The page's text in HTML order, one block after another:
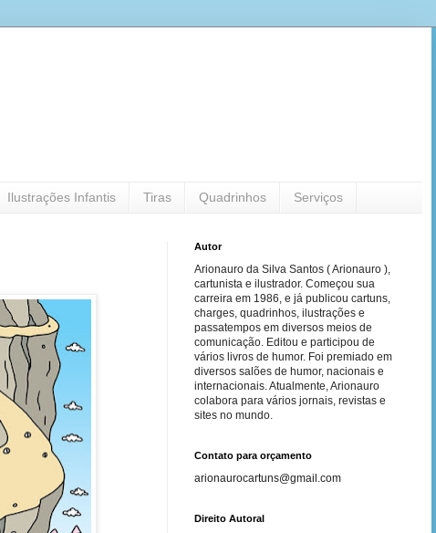
Ilustrações Infantis Tiras Quadrinhos Serviços
Autor
Arionauro da Silva Santos ( Arionauro ),
cartunista e ilustrador. Começou sua
carreira em 1986, e já publicou cartuns,
charges, quadrinhos, ilustrações e
passatempos em diversos meios de
comunicação. Editou e participou de
vários livros de humor. Foi premiado em
diversos salões de humor, nacionais e
internacionais. Atualmente, Arionauro
colabora para vários jornais, revistas e
sites no mundo.
Contato para orçamento
arionaurocartuns@gmail.com
Direito Autoral